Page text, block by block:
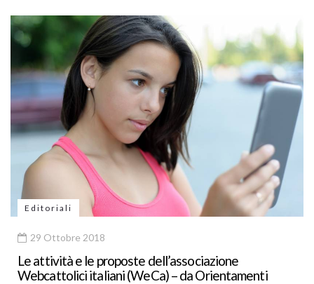
Editoriali
29 Ottobre 2018
Le attività e le proposte dell’associazione
Webcattolici italiani (WeCa) – da Orientamenti